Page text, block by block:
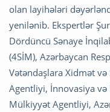
olan layihələri
yenilənib. Ekspertlər
Dördüncü Sənaye
(4SİM), Azərbaycan
Vətəndaşlara Xidmət
Agentliyi, İnnovasiya
Mülkiyyət Agentliyi,